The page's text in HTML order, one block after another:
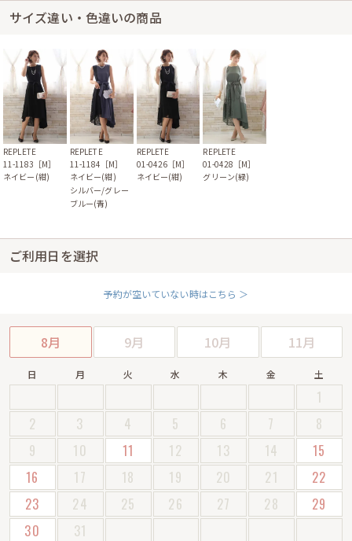
サイズ違い・色違いの商品
REPLETE
11-1183［M］
ネイビー(紺)
REPLETE
11-1184［M］
ネイビー(紺)
シルバー/グレー
ブルー(青)
REPLETE
01-0426［M］
ネイビー(紺)
REPLETE
01-0428［M］
グリーン(緑)
ご利用日を選択
予約が空いていない時はこちら ＞
8月 9月 10月 11月
日 月 火 水 木 金 土
1
2
3 4 5 6 7
8
9
10 11 12 13 14
15
16
17 18 19 20 21
22
23
24 25 26 27 28
29
30
31